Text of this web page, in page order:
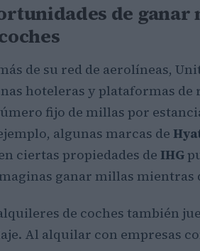
de
de su red de aerolíneas,
hoteleras y plataformas de
fijo de millas por
algunas marcas de
ciertas propiedades de IHG
ganar millas mientras
de coches también
Al alquilar con empresas